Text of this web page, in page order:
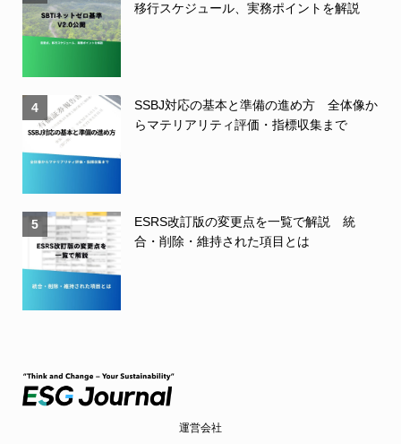
移行スケジュール、実務ポイントを解説
4
SSBJ対応の基本と準備の進め方 全体像か
らマテリアリティ評価・指標収集まで
5
ESRS改訂版の変更点を一覧で解説 統
合・削除・維持された項目とは
運営会社